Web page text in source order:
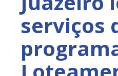
serviços